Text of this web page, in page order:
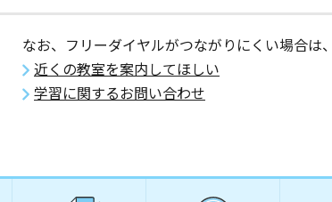
なお、フリーダイヤルがつながりにくい場合は
近くの教室を案内してほしい
学習に関するお問い合わせ